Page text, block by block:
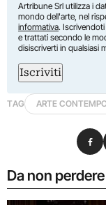
Artribune Srl utilizza i
mondo dell'arte, nel
informativa.
e trattati secondo le
disiscriverti in qualsiasi
Iscriviti
TAG ARTE
Da non perdere